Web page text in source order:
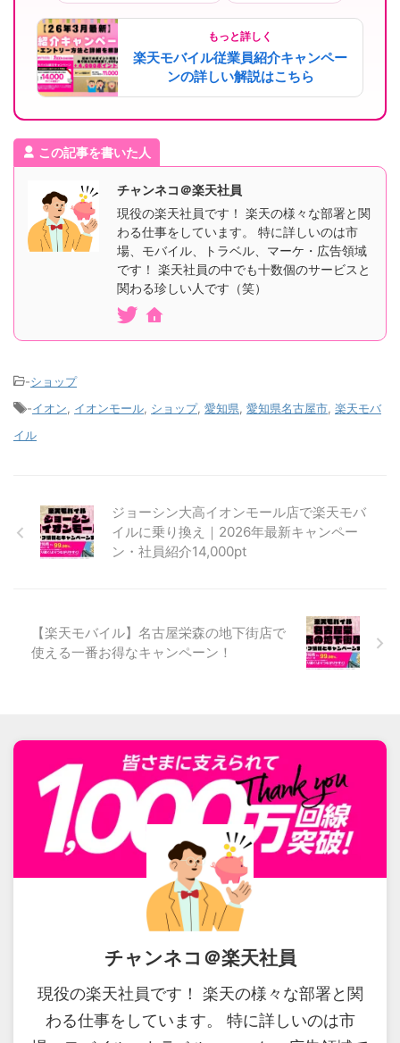
もっと詳しく
楽天モバイル従業員紹介キャンペー
ンの詳しい解説はこちら
この記事を書いた人
チャンネコ＠楽天社員
現役の楽天社員です！ 楽天の様々な部署と関
わる仕事をしています。 特に詳しいのは市
場、モバイル、トラベル、マーケ・広告領域
です！ 楽天社員の中でも十数個のサービスと
関わる珍しい人です（笑）
-ショップ
-イオン イオンモール ショップ, 愛知県 愛知県名古屋市 楽天モバ
イル
ジョーシン大高イオンモール店で楽天モバ
イルに乗り換え｜2026年最新キャンペー
ン・社員紹介14,000pt
【楽天モバイル】名古屋栄森の地下街店で
使える一番お得なキャンペーン！
チャンネコ＠楽天社員
現役の楽天社員です！ 楽天の様々な部署と関
わる仕事をしています。 特に詳しいのは市